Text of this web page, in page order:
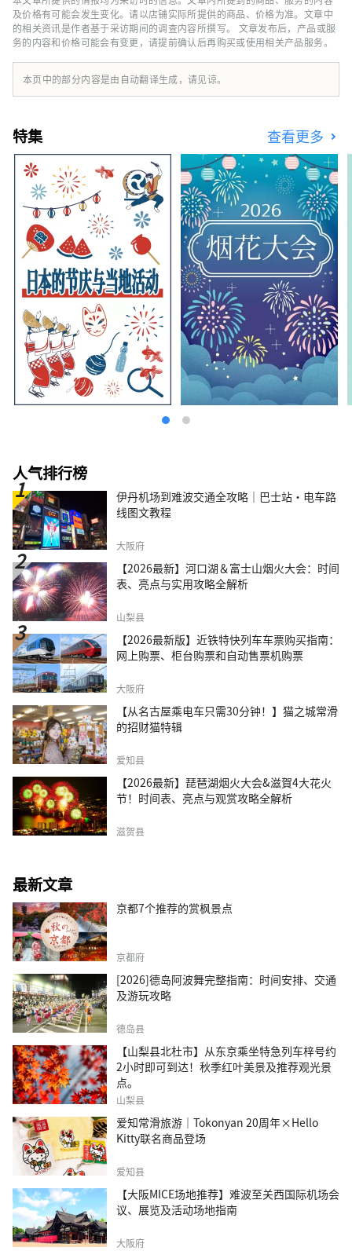
Mariecouturre为世界各地的情侣提供日本之
旅，加深他们的爱情和纽带。
及价格有可能会发生变化。请以店铺实际所提供的商品、价格为准。文章中
的相关资讯是作者基于采访期间的调查内容所撰写。 文章发布后，产品或服
务的内容和价格可能会有变更，请提前确认后再购买或使用相关产品服务。
本页中的部分内容是由自动翻译生成，请见谅。
特集 查看更多
人气排行榜
伊丹机场到难波交通全攻略｜巴士站・电车路
线图文教程
大阪府
【2026最新】河口湖＆富士山烟火大会：时间
表、亮点与实用攻略全解析
山梨县
【2026最新版】近铁特快列车车票购买指南：
网上购票、柜台购票和自动售票机购票
大阪府
【从名古屋乘电车只需30分钟！】猫之城常滑
的招财猫特辑
爱知县
【2026最新】琵琶湖烟火大会&滋賀4大花火
节！时间表、亮点与观赏攻略全解析
滋贺县
最新文章
京都7个推荐的赏枫景点
京都府
[2026]德岛阿波舞完整指南：时间安排、交通
及游玩攻略
德岛县
【山梨县北杜市】从东京乘坐特急列车梓号约
2小时即可到达！秋季红叶美景及推荐观光景
点。
山梨县
爱知常滑旅游｜Tokonyan 20周年×Hello
Kitty联名商品登场
爱知县
【大阪MICE场地推荐】难波至关西国际机场会
议、展览及活动场地指南
大阪府